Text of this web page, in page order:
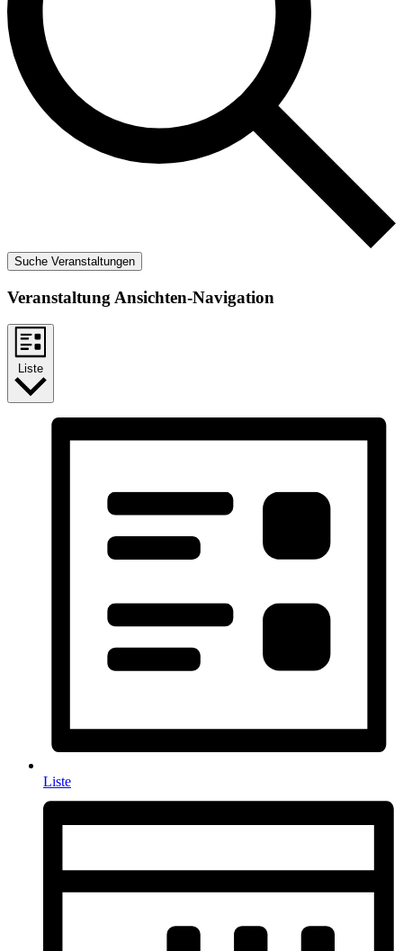
Suche Veranstaltungen
Veranstaltung Ansichten-Navigation
Liste
Liste